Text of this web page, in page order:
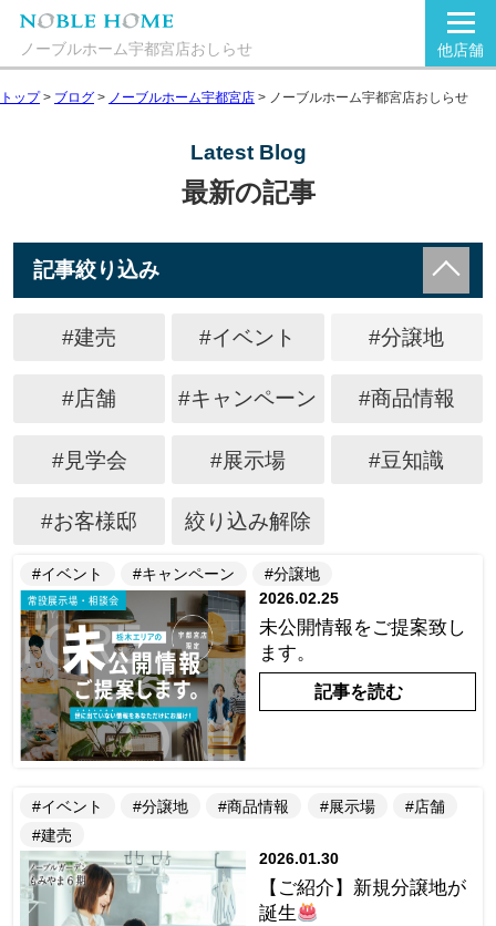
ノーブルホーム宇都宮店おしらせ 他店舗
トップ> ブログ > ノーブルホーム宇都宮店 > ノーブルホーム宇都宮店おしらせ
Latest Blog
最新の記事
記事絞り込み
#建売 #イベント #分譲地
#店舗 #キャンペーン #商品情報
#見学会 #展示場 #豆知識
#お客様邸 絞り込み解除
#イベント #キャンペーン
#分譲地
2026.02.25
未公開情報をご提案致し
ます。
記事を読む
#イベント #分譲地 #商品情報 #展示場
#店舗
#建売
2026.01.30
【ご紹介】新規分譲地が
誕生